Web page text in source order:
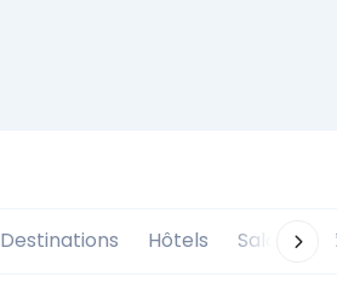
Destinations Hôtels Salons